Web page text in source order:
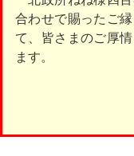
合わせで賜ったご
て、皆さまのご厚
ます。